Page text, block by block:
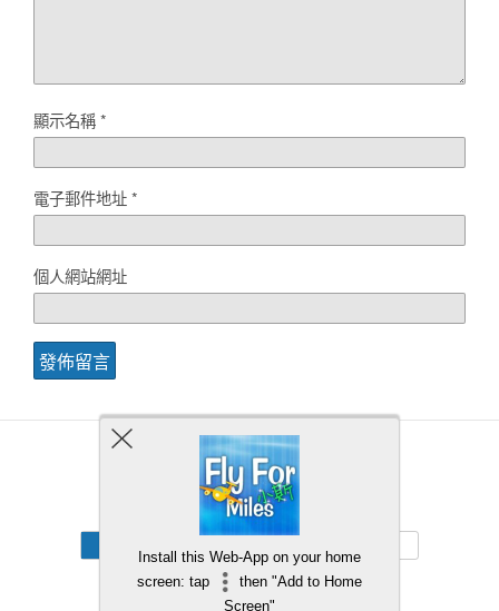
顯示名稱*
電子郵件地址*
個人網站網址
Back to top
Install this Web-App on your home
screen: tap
then "Add to Home
Screen"